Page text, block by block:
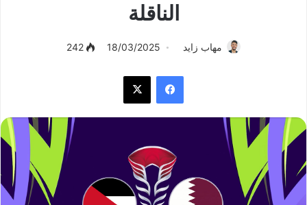
الناقلة
مهاب زايد 18/03/2025
242
فيسبوك